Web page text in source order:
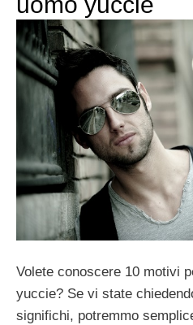
Volete conoscere 10 motivi
yuccie? Se vi state
significhi, potremmo